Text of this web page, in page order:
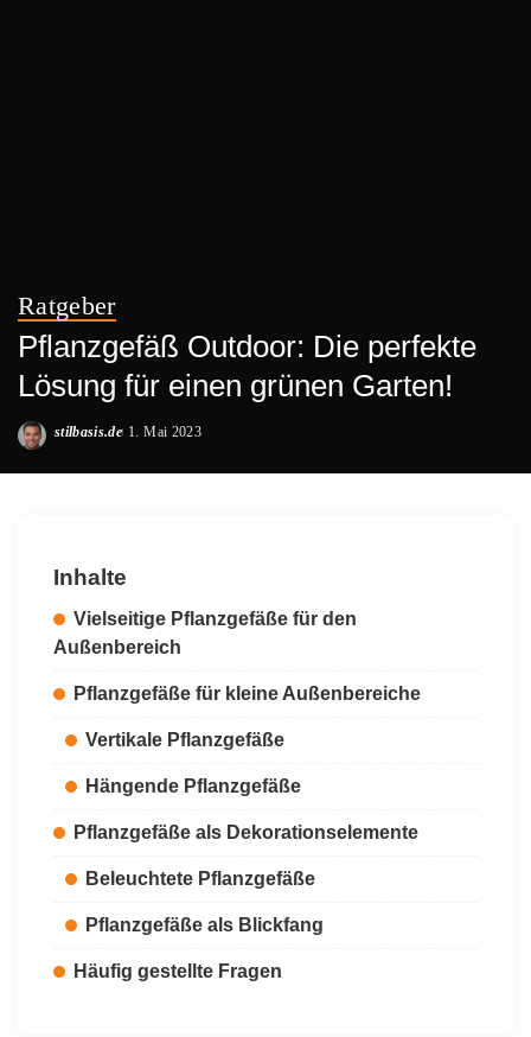
Ratgeber
Pflanzgefäß Outdoor: Die perfekte
Lösung für einen grünen Garten!
Posted
stilbasis.de 1. Mai 2023
Inhalte
Vielseitige Pflanzgefäße für den
Außenbereich
Pflanzgefäße für kleine Außenbereiche
Vertikale Pflanzgefäße
Hängende Pflanzgefäße
Pflanzgefäße als Dekorationselemente
Beleuchtete Pflanzgefäße
Pflanzgefäße als Blickfang
Häufig gestellte Fragen